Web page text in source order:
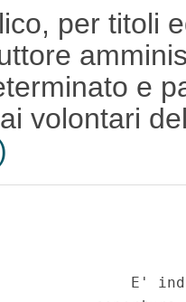
per titoli
e
volontari